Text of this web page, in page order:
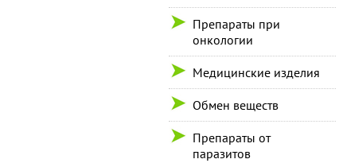
Препараты при
онкологии
Медицинские изделия
Обмен веществ
Препараты от
паразитов